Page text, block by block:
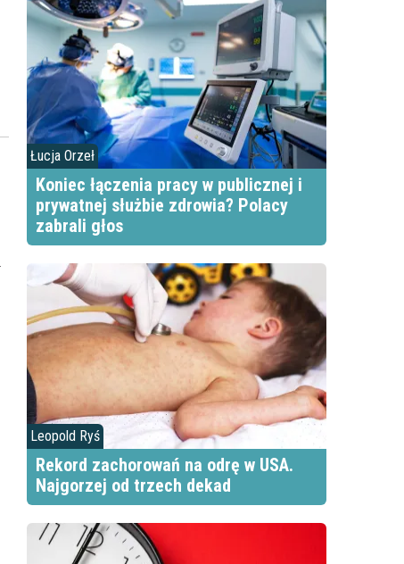
Łucja Orzeł
Koniec łączenia pracy w publicznej i
prywatnej służbie zdrowia? Polacy
zabrali głos
Leopold Ryś
Rekord zachorowań na odrę w USA.
Najgorzej od trzech dekad